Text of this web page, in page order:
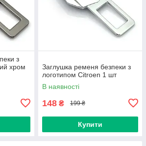
з
хром
Заглушка ременя безпеки з
логотипом Citroen 1 шт
В наявності
148 ₴ 199 ₴
Купити